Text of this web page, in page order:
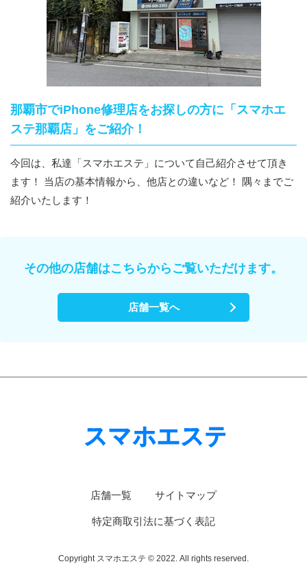
那覇市でiPhone修理店をお探しの方に「スマホエ
ステ那覇店」をご紹介！
今回は、私達「スマホエステ」について自己紹介させて頂き
ます！ 当店の基本情報から、他店との違いなど！ 隅々までご
紹介いたします！
その他の店舗はこちらからご覧いただけます。
店舗一覧へ
店舗一覧 サイトマップ
特定商取引法に基づく表記
Copyright スマホエステ © 2022. All rights reserved.